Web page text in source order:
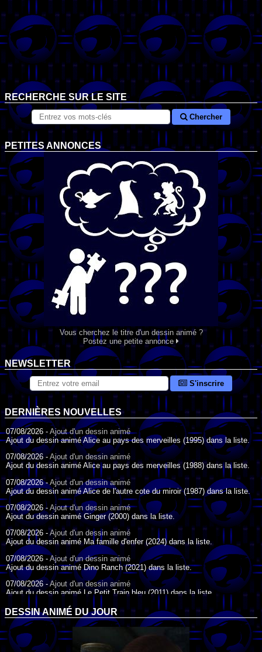
RECHERCHE SUR LE SITE
Chercher
PETITES ANNONCES
Vous cherchez le titre d'un dessin animé ?
Postez une petite annonce
NEWSLETTER
S'inscrire
DERNIÈRES NOUVELLES
07/08/2026 - Ajout d'un dessin animé
Ajout du dessin animé Alice au pays des merveilles (1995) dans la liste.
07/08/2026 -Ajout d'un dessin animé
Ajout du dessin animé Alice au pays des merveilles (1988) dans la liste.
07/08/2026 -Ajout d'un dessin animé
Ajout du dessin animé Alice de l'autre cote du miroir (1987) dans la liste.
07/08/2026 - Ajout d'un dessin animé
Ajout du dessin animé Ginger (2000) dans la liste.
07/08/2026 - Ajout d'un dessin animé
Ajout du dessin animé Ma famille d'enfer (2024) dans la liste.
07/08/2026 -Ajout d'un dessin animé
Ajout du dessin animé Dino Ranch (2021) dans la liste.
07/08/2026 -Ajout d'un dessin animé
Ajout du dessin animé Le Petit Train bleu (2011) dans la liste.
07/08/2026 -Ajout d'un dessin animé
Ajout du dessin animé Agent Spécial Oso (2009) dans la liste.
17/07/2026 -
Ajout d'un dessin animé
Ajout du dessin animé Peter Pan (1988) dans la liste.
DESSIN ANIMÉ DU JOUR